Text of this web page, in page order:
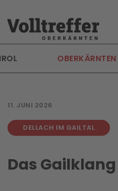
Skip to main content
OBERKÄRNTEN
11. JUNI 2026
DELLACH IM GAILTAL
Das